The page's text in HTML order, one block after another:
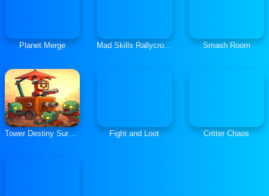
Planet Merge Mad Skills Rallycross Smash Room
Tower Destiny Survive Fight and Loot Critter Chaos